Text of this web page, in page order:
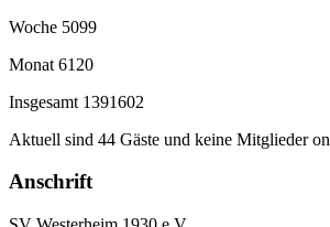
Woche 5099
Monat 6120
Insgesamt 1391602
Aktuell sind 44 Gäste und keine Mitglieder
Anschrift